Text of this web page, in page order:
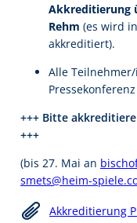
Akkreditierung
Rehm (es wird
akkreditiert).
Alle
+++ Bitte
+++
(bis 27. Mai an
smets@heim-
Akkreditierung